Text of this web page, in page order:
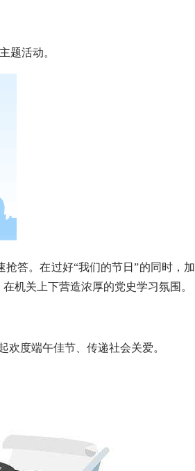
题活动。
答。在过好“我们的节日”的同时，加
机关上下营造浓厚的党史学习氛围。
度端午佳节、传递社会关爱。